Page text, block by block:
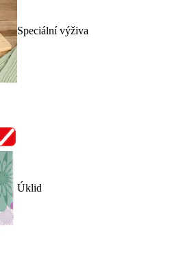
Speciální výživa
Úklid